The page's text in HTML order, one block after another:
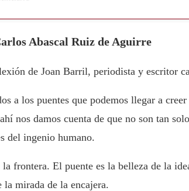
Abascal Ruiz de Aguirre
de Joan Barril, periodista y escritor
a los puentes que podemos llegar a
nos damos cuenta de que no son tan
del ingenio humano.
frontera. El puente es la belleza de la
mirada de la encajera.